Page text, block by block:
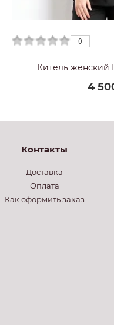
0
Китель
4
Контакты
Доставка
Оплата
Как оформить заказ